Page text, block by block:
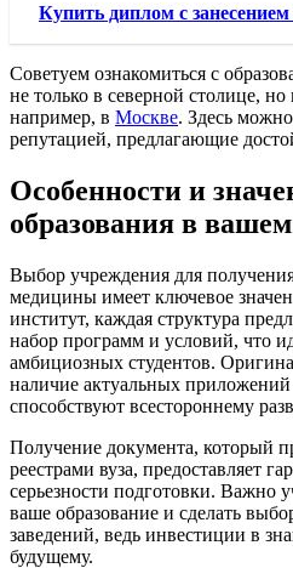
Купить диплом с
Советуем ознакомиться с
не только в северной столице,
например, в Москве. Здесь
репутацией, предлагающие
Особенности и
образования в
Выбор учреждения для
медицины имеет ключевое
институт, каждая структура
набор программ и условий, что
амбициозных студентов.
наличие актуальных
способствуют всестороннему
Получение документа, который
реестрами вуза, предоставляет
серьезности подготовки. Важно
ваше образование и сделать
заведений, ведь инвестиции в
будущему.